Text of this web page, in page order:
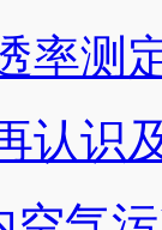
率测
认识